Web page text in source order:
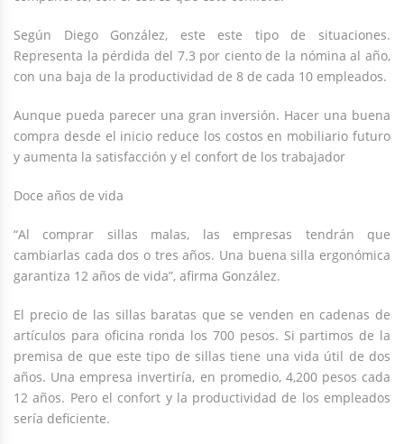
Según Diego González, este este tipo de situaciones.
Representa la pérdida del 7.3 por ciento de la nómina al año,
con una baja de la productividad de 8 de cada 10 empleados.
Aunque pueda parecer una gran inversión. Hacer una buena
compra desde el inicio reduce los costos en mobiliario futuro
y aumenta la satisfacción y el confort de los trabajador
Doce años de vida
“Al comprar sillas malas, las empresas tendrán que
cambiarlas cada dos o tres años. Una buena silla ergonómica
garantiza 12 años de vida”, afirma González.
El precio de las sillas baratas que se venden en cadenas de
artículos para oficina ronda los 700 pesos. Si partimos de la
premisa de que este tipo de sillas tiene una vida útil de dos
años. Una empresa invertiría, en promedio, 4,200 pesos cada
12 años. Pero el confort y la productividad de los empleados
sería deficiente.